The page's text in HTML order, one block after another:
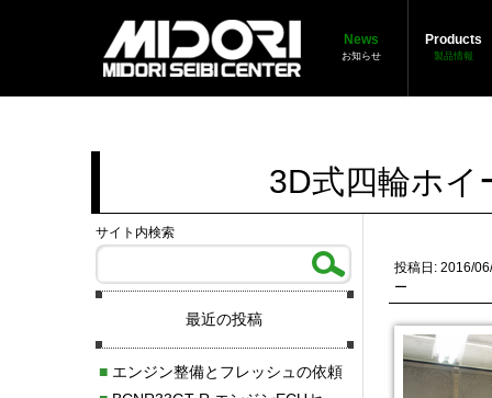
News
お知らせ
Products
製品情報
3D式四輪ホイ
投稿日: 2016/
ー
サイト内検索
最近の投稿
■エンジン整備とフレッシュの依頼